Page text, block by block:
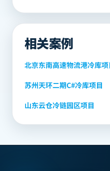
相关案例
北京东南高速物流港冷库项
苏州天环二期C#冷库项目
山东云仓冷链园区项目